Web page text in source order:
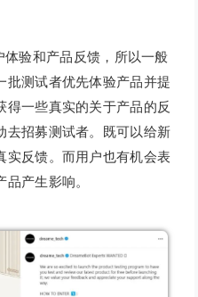
验和产品反馈，所以一般
批测试者优先体验产品并提
得一些真实的关于产品的反
去招募测试者。既可以给新
实反馈。而用户也有机会表
产生影响。